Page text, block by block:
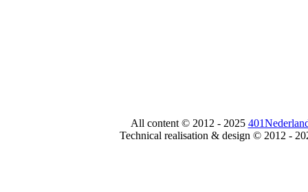
All content © 2012 - 2025
Technical realisation & design © 2012 -